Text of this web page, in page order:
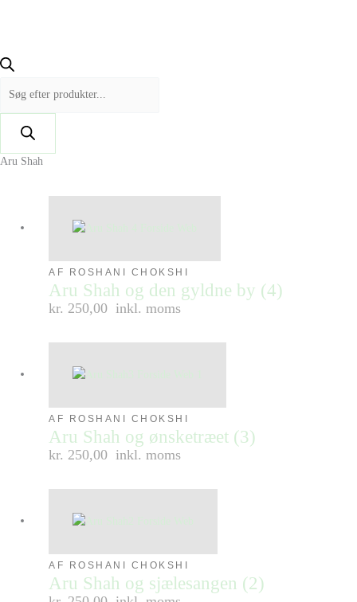
Aru Shah
AF ROSHANI CHOKSHI
Aru Shah og den gyldne by (4)
kr. 250,00 inkl. moms
AF ROSHANI CHOKSHI
Aru Shah og ønsketræet (3)
kr. 250,00 inkl. moms
AF ROSHANI CHOKSHI
Aru Shah og sjælesangen (2)